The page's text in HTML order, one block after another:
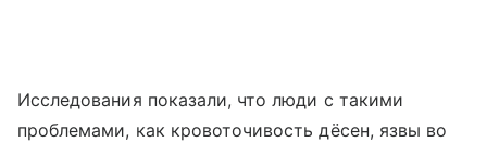
Исследования показали, что люди с такими
проблемами, как кровоточивость дёсен, язвы во